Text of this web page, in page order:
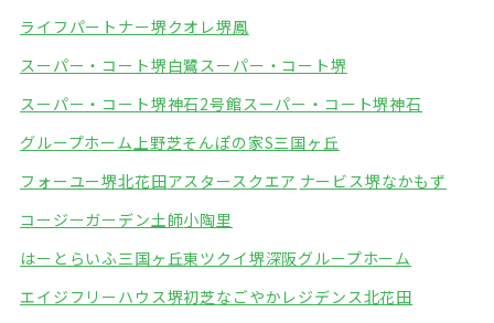
ライフパートナー堺クオレ堺鳳
スーパー・コート堺白鷺スーパー・コート堺
スーパー・コート堺神石2号館スーパー・コート堺神石
グループホーム上野芝そんぽの家S三国ヶ丘
フォーユー堺北花田アスタースクエア ナービス堺なかもず
コージーガーデン土師小陶里
はーとらいふ三国ヶ丘東ツクイ堺深阪グループホーム
エイジフリーハウス堺初芝なごやかレジデンス北花田